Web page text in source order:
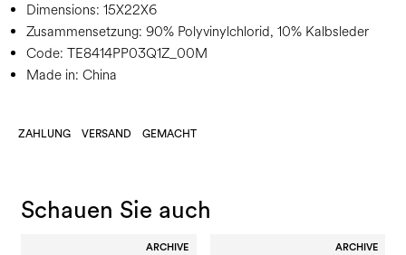
Dimensions: 15X22X6
Zusammensetzung: 90% Polyvinylchlorid, 10% Kalbsleder
Code: TE8414PP03Q1Z_00M
Made in: China
ZAHLUNG VERSAND GEMACHT
Schauen Sie auch
ARCHIVE ARCHIVE